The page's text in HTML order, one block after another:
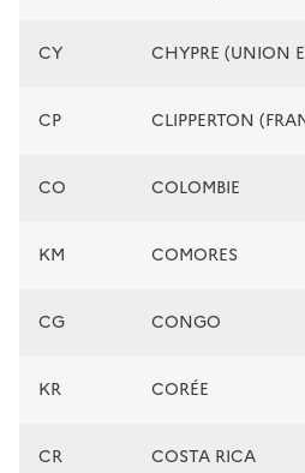
CY CHYPRE (UNION
CP CLIPPERTON
CO COLOMBIE
KM COMORES
CG CONGO
KR CORÉE
CR COSTA RICA